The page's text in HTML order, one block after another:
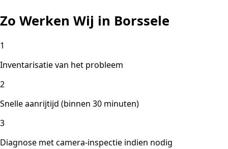
Zo Werken Wij in Borssele
1
Inventarisatie van het probleem
2
Snelle aanrijtijd (binnen 30 minuten)
3
Diagnose met camera-inspectie indien nodig